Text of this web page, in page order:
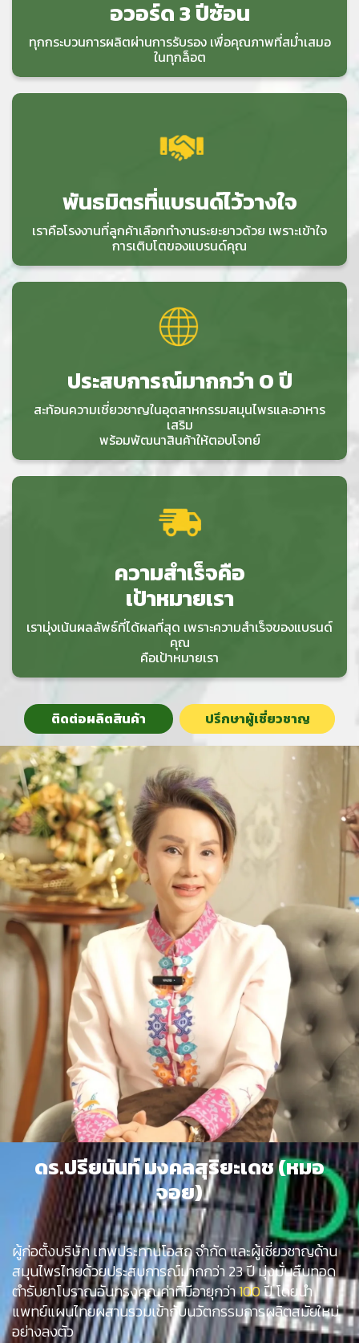
อวอร์ด 3 ปีซ้อน
ทุกกระบวนการผลิตผ่านการรับรอง เพื่อคุณภาพที่สม่ำเสมอ
ในทุกล็อต
พันธมิตรที่แบรนด์ไว้วางใจ
เราคือโรงงานที่ลูกค้าเลือกทำงานระยะยาวด้วย เพราะเข้าใจ
การเติบโตของแบรนด์คุณ
ประสบการณ์มากกว่า 0 ปี
สะท้อนความเชี่ยวชาญในอุตสาหกรรมสมุนไพรและอาหาร
เสริม
พร้อมพัฒนาสินค้าให้ตอบโจทย์
ความสำเร็จคือ
เป้าหมายเรา
เรามุ่งเน้นผลลัพธ์ที่ได้ผลที่สุด เพราะความสำเร็จของแบรนด์
คุณ
คือเป้าหมายเรา
ติดต่อผลิตสินค้า ปรึกษาผู้เชี่ยวชาญ
ดร.ปรียนันท์ มงคลสุริยะเดช (หมอ
จอย)
ผู้ก่อตั้งบริษัท เทพประทานโอสถ จำกัด และผู้เชี่ยวชาญด้าน
สมุนไพรไทยด้วยประสบการณ์มากกว่า 23 ปี มุ่งมั่นสืบทอด
ตำรับยาโบราณอันทรงคุณค่าที่มีอายุกว่า100ปี โดยนำ
แพทย์แผนไทยผสานรวมเข้ากับนวัตกรรมการผลิตสมัยใหม่
อย่างลงตัว